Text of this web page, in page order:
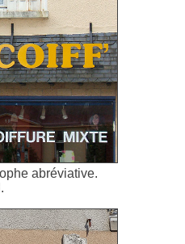
abréviative.